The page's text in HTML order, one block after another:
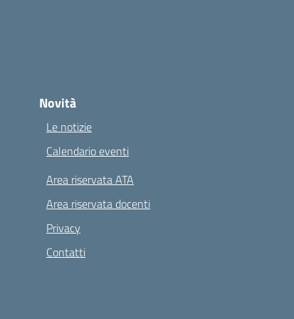
Novità
Le notizie
Calendario eventi
Area riservata ATA
Area riservata docenti
Privacy
Contatti